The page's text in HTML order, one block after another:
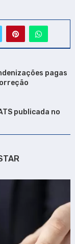
pagas
publicada no